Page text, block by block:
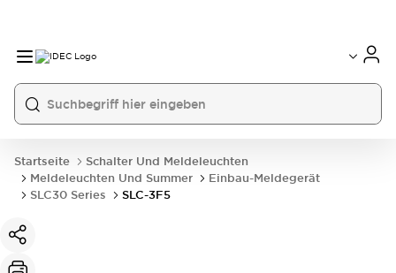
Startseite
Schalter Und Meldeleuchten
Meldeleuchten Und Summer
Einbau-Meldegerät
SLC30 Series
SLC-3F5